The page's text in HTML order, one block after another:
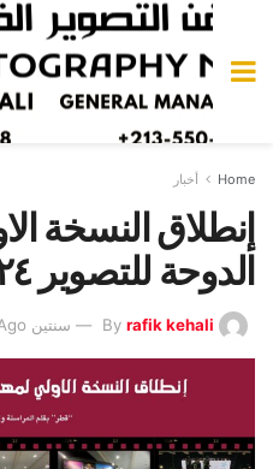
Home أخبار
إنطلاق النسخة
الدوحة للتصوير ٢٠٢٤
By rafik kehali سنتين Ago